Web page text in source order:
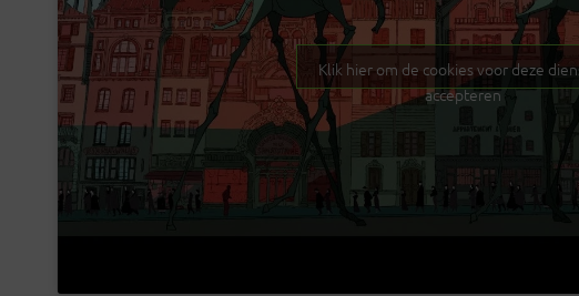
Klik hier om de cookies voor deze
accepteren